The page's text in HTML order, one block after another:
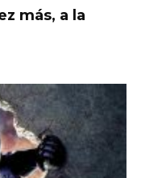
más, a la